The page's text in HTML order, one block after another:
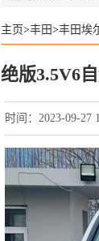
主页>丰田>丰田埃
绝版3.5V6
时间：2023-09-27